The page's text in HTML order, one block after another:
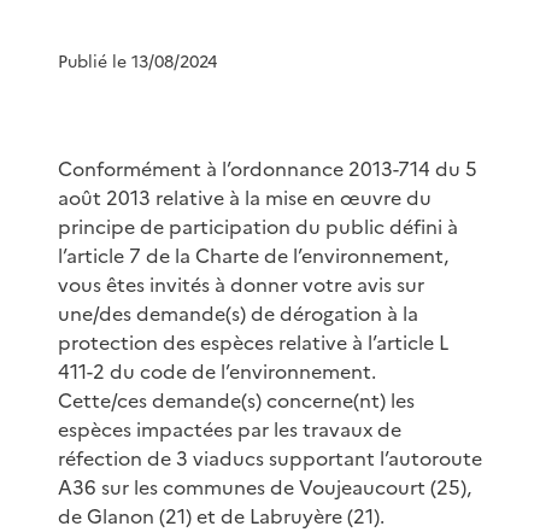
Publié le 13/08/2024
Conformément à l’ordonnance 2013-714 du 5
août 2013 relative à la mise en œuvre du
principe de participation du public défini à
l’article 7 de la Charte de l’environnement,
vous êtes invités à donner votre avis sur
une/des demande(s) de dérogation à la
protection des espèces relative à l’article L
411-2 du code de l’environnement.
Cette/ces demande(s) concerne(nt) les
espèces impactées par les travaux de
réfection de 3 viaducs supportant l’autoroute
A36 sur les communes de Voujeaucourt (25),
de Glanon (21) et de Labruyère (21).